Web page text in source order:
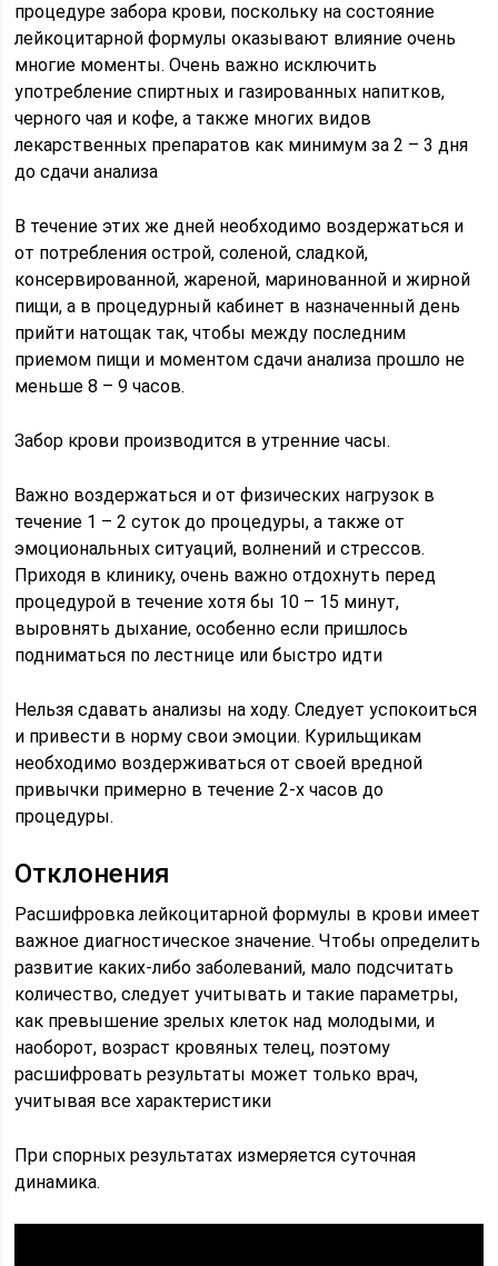
процедуре забора крови, поскольку на состояние
лейкоцитарной формулы оказывают влияние очень
многие моменты. Очень важно исключить
употребление спиртных и газированных напитков,
черного чая и кофе, а также многих видов
лекарственных препаратов как минимум за 2 – 3 дня
до сдачи анализа
В течение этих же дней необходимо воздержаться и
от потребления острой, соленой, сладкой,
консервированной, жареной, маринованной и жирной
пищи, а в процедурный кабинет в назначенный день
прийти натощак так, чтобы между последним
приемом пищи и моментом сдачи анализа прошло не
меньше 8 – 9 часов.
Забор крови производится в утренние часы.
Важно воздержаться и от физических нагрузок в
течение 1 – 2 суток до процедуры, а также от
эмоциональных ситуаций, волнений и стрессов.
Приходя в клинику, очень важно отдохнуть перед
процедурой в течение хотя бы 10 – 15 минут,
выровнять дыхание, особенно если пришлось
подниматься по лестнице или быстро идти
Нельзя сдавать анализы на ходу. Следует успокоиться
и привести в норму свои эмоции. Курильщикам
необходимо воздерживаться от своей вредной
привычки примерно в течение 2-х часов до
процедуры.
Отклонения
Расшифровка лейкоцитарной формулы в крови имеет
важное диагностическое значение. Чтобы определить
развитие каких-либо заболеваний, мало подсчитать
количество, следует учитывать и такие параметры,
как превышение зрелых клеток над молодыми, и
наоборот, возраст кровяных телец, поэтому
расшифровать результаты может только врач,
учитывая все характеристики
При спорных результатах измеряется суточная
динамика.